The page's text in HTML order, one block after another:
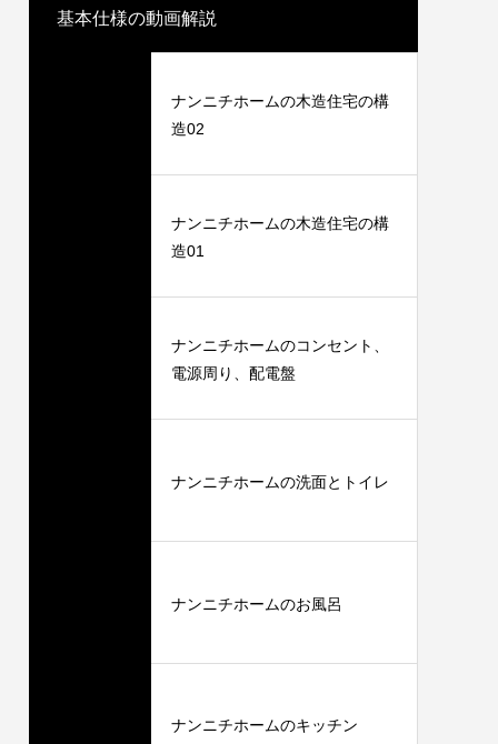
基本仕様の動画解説
ナンニチホームの木造住宅の構
造02
ナンニチホームの木造住宅の構
造01
ナンニチホームのコンセント、
電源周り、配電盤
ナンニチホームの洗面とトイレ
ナンニチホームのお風呂
ナンニチホームのキッチン